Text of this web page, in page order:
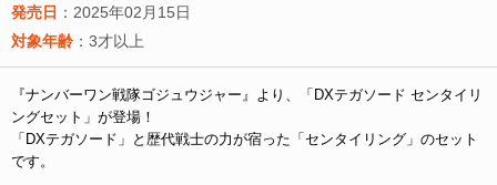
発売日 ：2025年02月15日
対象年齢 ：3才以上
『ナンバーワン戦隊ゴジュウジャー』より、「DXテガソード センタイリ
ングセット」が登場！
「DXテガソード」と歴代戦士の力が宿った「センタイリング」のセット
です。